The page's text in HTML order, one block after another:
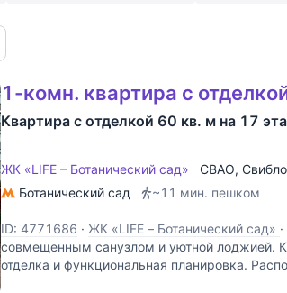
1-комн. квартира с
Квартира с отделкой 60 кв. м на 17
ЖК «LIFE – Ботанический сад» СВАО,
Ботанический сад
~11 мин. пешком
ID: 4771686 · ЖК «LIFE – Ботанический сад» ·
совмещенным санузлом и уютной лоджией.
отделка и функциональная планировка.